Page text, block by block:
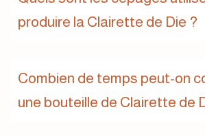
produire la Clairette de Die ?
Combien de temps peut-on
une bouteille de Clairette de